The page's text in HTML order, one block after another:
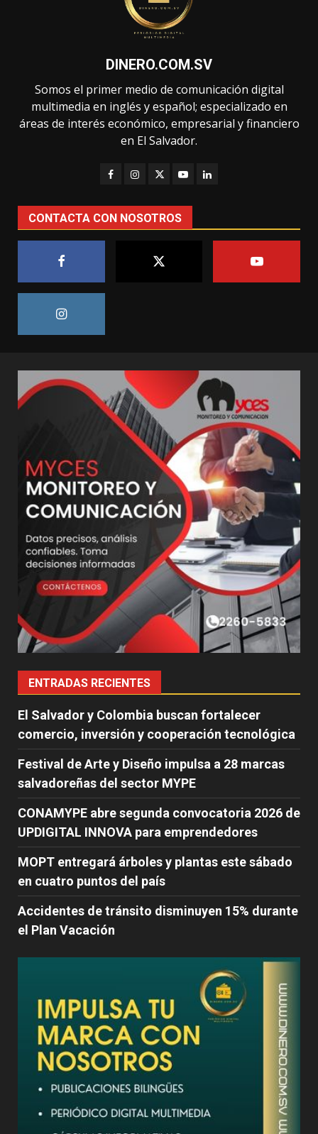
DINERO.COM.SV
Somos el primer medio de comunicación digital
multimedia en inglés y español; especializado en
áreas de interés económico, empresarial y financiero
en El Salvador.
CONTACTA CON NOSOTROS
ENTRADAS RECIENTES
El Salvador y Colombia buscan fortalecer
comercio, inversión y cooperación tecnológica
Festival de Arte y Diseño impulsa a 28 marcas
salvadoreñas del sector MYPE
CONAMYPE abre segunda convocatoria 2026 de
UPDIGITAL INNOVA para emprendedores
MOPT entregará árboles y plantas este sábado
en cuatro puntos del país
Accidentes de tránsito disminuyen 15% durante
el Plan Vacación